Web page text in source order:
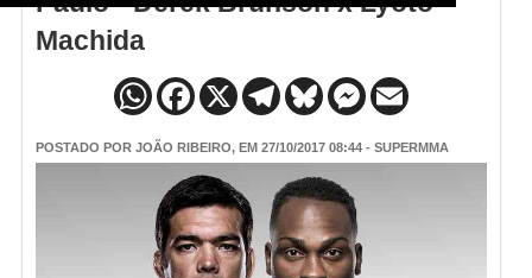
Machida
POSTADO POR JOÃO RIBEIRO, EM 27/10/2017 08:44 - SUPERMMA